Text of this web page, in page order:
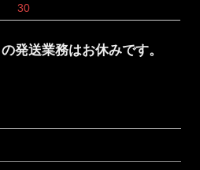
30
発送業務はお休みです。